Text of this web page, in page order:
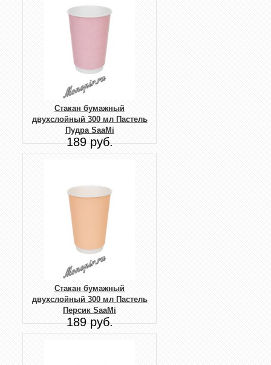
Стакан бумажный
двухслойный 300 мл Пастель
Пудра SaaMi
189 руб.
Стакан бумажный
двухслойный 300 мл Пастель
Персик SaaMi
189 руб.